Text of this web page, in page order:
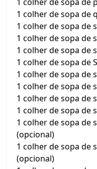
1 colher de sopa de
1 colher de sopa de
1 colher de sopa de
1 colher de sopa de
1 colher de sopa de
1 colher de sopa de
1 colher de sopa de
1 colher de sopa de
1 colher de sopa de
1 colher de sopa de
(opcional)
1 colher de sopa de
(opcional)